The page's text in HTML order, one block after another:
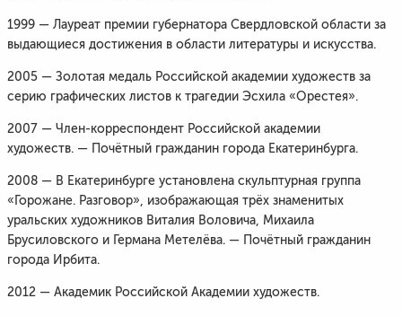
1999 — Лауреат премии губернатора Свердловской области за
выдающиеся достижения в области литературы и искусства.
2005 — Золотая медаль Российской академии художеств за
серию графических листов к трагедии Эсхила «Орестея».
2007 — Член-корреспондент Российской академии
художеств. — Почётный гражданин города Екатеринбурга.
2008 — В Екатеринбурге установлена скульптурная группа
«Горожане. Разговор», изображающая трёх знаменитых
уральских художников Виталия Воловича, Михаила
Брусиловского и Германа Метелёва. — Почётный гражданин
города Ирбита.
2012 — Академик Российской Академии художеств.